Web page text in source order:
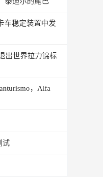
车稳定装置中发
出世界拉力锦标
，Alfa
试